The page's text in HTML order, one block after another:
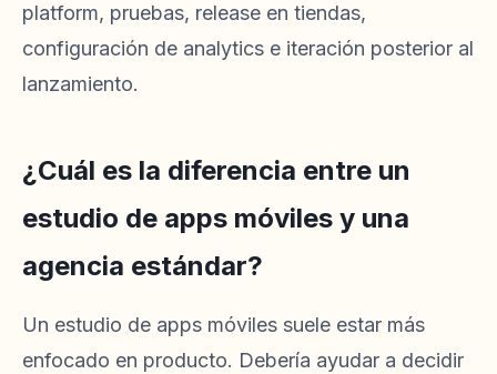
platform, pruebas, release en tiendas,
configuración de analytics e iteración posterior al
lanzamiento.
¿Cuál es la diferencia entre un
estudio de apps móviles y una
agencia estándar?
Un estudio de apps móviles suele estar más
enfocado en producto. Debería ayudar a decidir